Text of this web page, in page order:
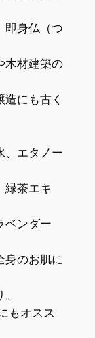
身仏（つ
材建築の
にも古く
、エタノー
緑茶エキ
ベンダー
のお肌に
もオスス